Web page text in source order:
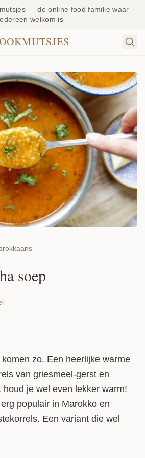
— de online food familie waar
welkom is
soep
zo. Een heerlijke warme
van griesmeel-gerst en
je wel even lekker warm!
populair in Marokko en
Een variant die wel
de Harira, maar wordt erg